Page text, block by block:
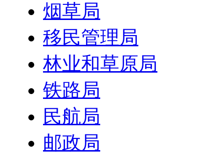
烟草局
移民管理局
林业和草原局
铁路局
民航局
邮政局